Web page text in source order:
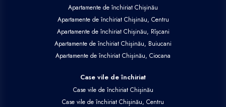
Apartamente de închiriat Chișinău
Apartamente de închiriat Chișinău, Centru
Apartamente de închiriat Chișinău, Rîșcani
Apartamente de închiriat Chișinău, Buiucani
Apartamente de închiriat Chișinău, Ciocana
Case vile de închiriat
Case vile de închiriat Chișinău
Case vile de închiriat Chișinău, Centru